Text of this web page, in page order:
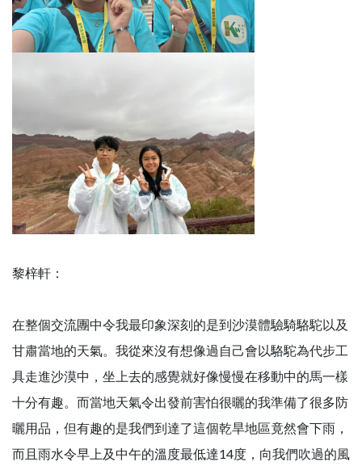
黎梓軒：
在整個交流團中令我最印象深刻的是到沙漠體驗騎駱駝以及
甘肅當地的天氣。我從來沒有想像過自己會以駱駝為代步工
具走進沙漠中，坐上去的感覺就好像慢慢在移動中的馬一樣
十分有趣。而當地天氣令出發前害怕很曬的我準備了很多防
曬用品，但有趣的是我們到達了這個乾旱地區竟然會下雨，
而且雨水令早上及中午的溫度最低達14度，向我們吹過的風